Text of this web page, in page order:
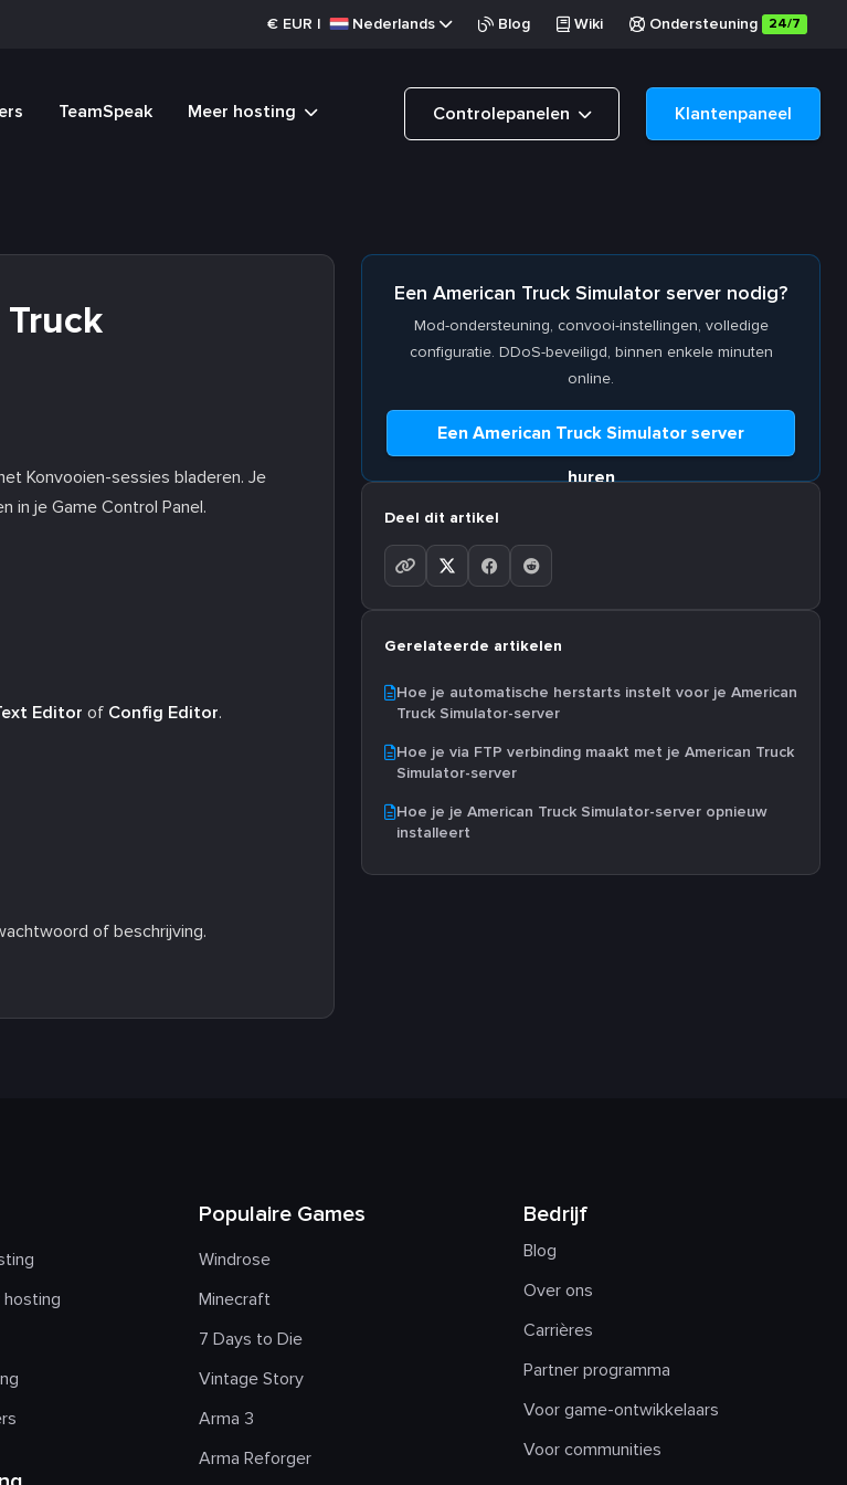
€ EUR | Nederlands Blog Wiki Ondersteuning 24/7
TeamSpeak Meer hosting Controlepanelen Klantenpaneel
Konvooien-sessies bladeren. Je
in je Game Control Panel.
Editor of Config Editor.
of beschrijving.
Een American Truck Simulator server nodig?
Mod-ondersteuning, convooi-instellingen, volledige
configuratie. DDoS-beveiligd, binnen enkele minuten
online.
Een American Truck Simulator server
huren
Deel dit artikel
Gerelateerde artikelen
Hoe je automatische herstarts instelt voor je American
Truck Simulator-server
Hoe je via FTP verbinding maakt met je American Truck
Simulator-server
Hoe je je American Truck Simulator-server opnieuw
installeert
Populaire Games
Windrose
Minecraft
7 Days to Die
Vintage Story
Arma 3
Arma Reforger
Bedrijf
Blog
Over ons
Carrières
Partner programma
Voor game-ontwikkelaars
Voor communities